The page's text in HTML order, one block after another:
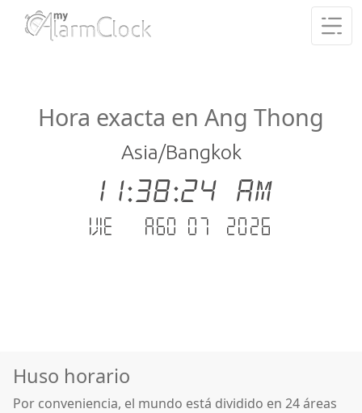
Hora exacta en Ang Thong
Asia/Bangkok
11:38:25 AM
vie. - ago 07 .2026
Huso horario
Por conveniencia, el mundo está dividido en 24 áreas